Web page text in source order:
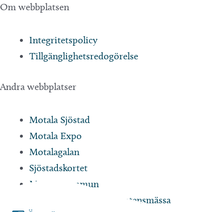
Om webbplatsen
Integritetspolicy
Tillgänglighetsredogörelse
Andra webbplatser
Motala Sjöstad
Motala Expo
Motalagalan
Sjöstadskortet
Motala Kommun
Motala jobb- och kompetensmässa